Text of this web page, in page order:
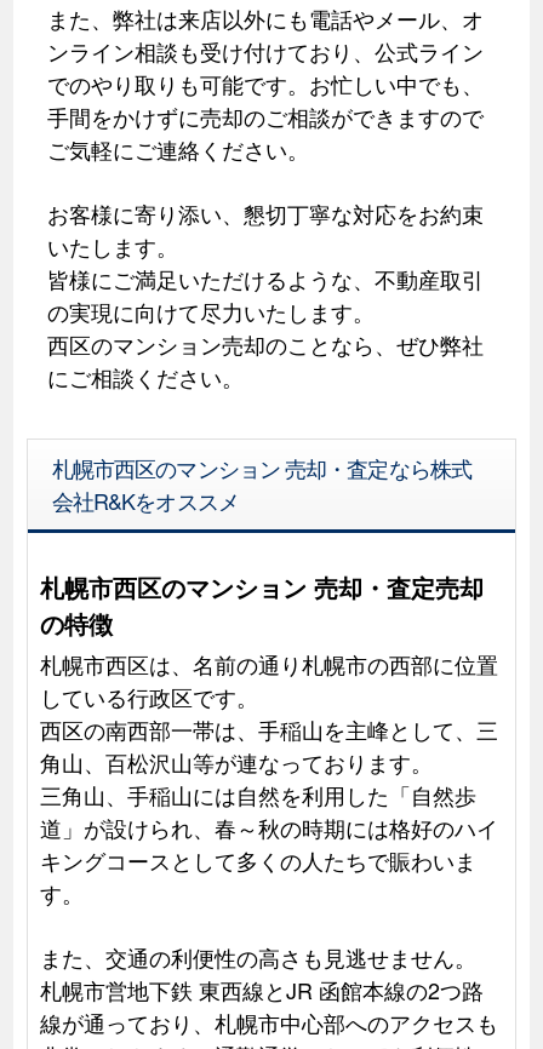
また、弊社は来店以外にも電話やメール、オ
ンライン相談も受け付けており、公式ライン
でのやり取りも可能です。お忙しい中でも、
手間をかけずに売却のご相談ができますので
ご気軽にご連絡ください。
お客様に寄り添い、懇切丁寧な対応をお約束
いたします。
皆様にご満足いただけるような、不動産取引
の実現に向けて尽力いたします。
西区のマンション売却のことなら、ぜひ弊社
にご相談ください。
札幌市西区のマンション 売却・査定なら株式
会社R&Kをオススメ
札幌市西区のマンション 売却・査定売却
の特徴
札幌市西区は、名前の通り札幌市の西部に位置
している行政区です。
西区の南西部一帯は、手稲山を主峰として、三
角山、百松沢山等が連なっております。
三角山、手稲山には自然を利用した「自然歩
道」が設けられ、春～秋の時期には格好のハイ
キングコースとして多くの人たちで賑わいま
す。
また、交通の利便性の高さも見逃せません。
札幌市営地下鉄 東西線とJR 函館本線の2つ路
線が通っており、札幌市中心部へのアクセスも